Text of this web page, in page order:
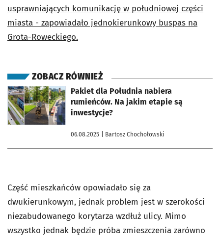
usprawniających komunikację w południowej części
miasta - zapowiadało jednokierunkowy buspas na
Grota-Roweckiego.
ZOBACZ RÓWNIEŻ
Pakiet dla Południa nabiera
rumieńców. Na jakim etapie są
inwestycje?
06.08.2025 | Bartosz Chochołowski
otworzy się w nowej karcie
Część mieszkańców opowiadało się za
dwukierunkowym, jednak problem jest w szerokości
niezabudowanego korytarza wzdłuż ulicy. Mimo
wszystko jednak będzie próba zmieszczenia zarówno